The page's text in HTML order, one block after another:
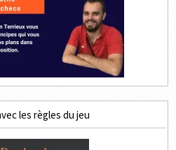
les règles du jeu